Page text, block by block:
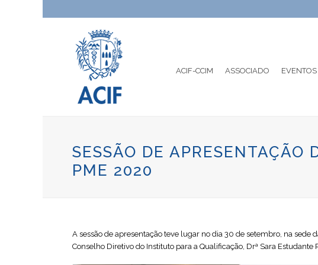
ACIF-CCIM ASSOCIADO EVENTOS
SESSÃO DE APRESENTAÇÃO
PME 2020
A sessão de apresentação teve lugar no dia 30 de setembro, na sede
Conselho Diretivo do Instituto para a Qualificação, Drª Sara